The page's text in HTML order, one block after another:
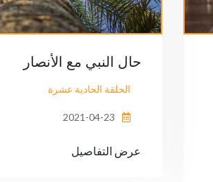
حال النبي مع الأنصار
الحلقة الحادية عشرة
عرض التفاصيل